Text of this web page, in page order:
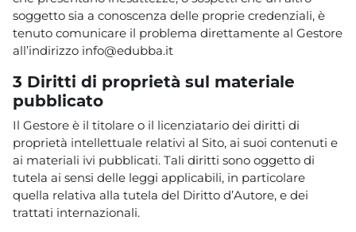
soggetto sia a conoscenza delle proprie credenziali, è
tenuto comunicare il problema direttamente al Gestore
all’indirizzo info@edubba.it
3 Diritti di proprietà sul materiale
pubblicato
Il Gestore è il titolare o il licenziatario dei diritti di
proprietà intellettuale relativi al Sito, ai suoi contenuti e
ai materiali ivi pubblicati. Tali diritti sono oggetto di
tutela ai sensi delle leggi applicabili, in particolare
quella relativa alla tutela del Diritto d’Autore, e dei
trattati internazionali.